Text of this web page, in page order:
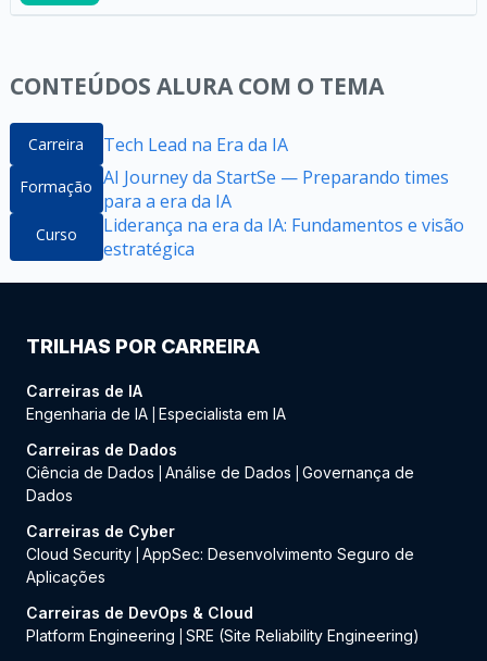
CONTEÚDOS ALURA COM O TEMA
Carreira Tech Lead na Era da IA
Formação AI Journey da StartSe — Preparando times
para a era da IA
Curso
Liderança na era da IA: Fundamentos e visão
estratégica​
TRILHAS POR CARREIRA
Carreiras de IA
Engenharia de IA Especialista em IA
Carreiras de Dados
Ciência de Dados
Análise de Dados
Governança de
Dados
Carreiras de Cyber
Cloud Security AppSec: Desenvolvimento Seguro de
Aplicações
Carreiras de DevOps & Cloud
Platform Engineering
SRE (Site Reliability Engineering)